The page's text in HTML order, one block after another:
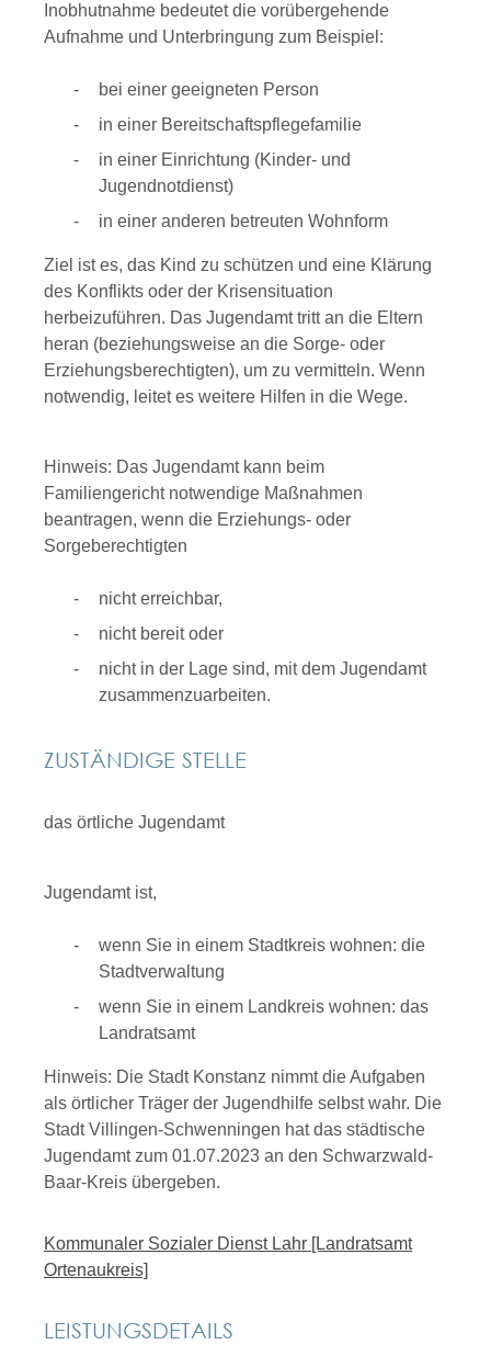
Inobhutnahme bedeutet die vorübergehende
Aufnahme und Unterbringung zum Beispiel:
bei einer geeigneten Person
in einer Bereitschaftspflegefamilie
in einer Einrichtung (Kinder- und
Jugendnotdienst)
in einer anderen betreuten Wohnform
Ziel ist es, das Kind zu schützen und eine Klärung
des Konflikts oder der Krisensituation
herbeizuführen. Das Jugendamt tritt an die Eltern
heran (beziehungsweise an die Sorge- oder
Erziehungsberechtigten), um zu vermitteln. Wenn
notwendig, leitet es weitere Hilfen in die Wege.
Hinweis: Das Jugendamt kann beim
Familiengericht notwendige Maßnahmen
beantragen, wenn die Erziehungs- oder
Sorgeberechtigten
nicht erreichbar,
nicht bereit oder
nicht in der Lage sind, mit dem Jugendamt
zusammenzuarbeiten.
ZUSTÄNDIGE STELLE
das örtliche Jugendamt
Jugendamt ist,
wenn Sie in einem Stadtkreis wohnen: die
Stadtverwaltung
wenn Sie in einem Landkreis wohnen: das
Landratsamt
Hinweis: Die Stadt Konstanz nimmt die Aufgaben
als örtlicher Träger der Jugendhilfe selbst wahr. Die
Stadt Villingen-Schwenningen hat das städtische
Jugendamt zum 01.07.2023 an den Schwarzwald-
Baar-Kreis übergeben.
Kommunaler Sozialer Dienst Lahr [Landratsamt
Ortenaukreis]
LEISTUNGSDETAILS